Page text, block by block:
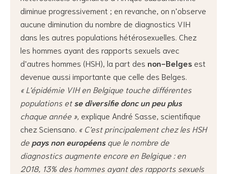
diminue progressivement ; en revanche, on n’observe
aucune diminution du nombre de diagnostics VIH
dans les autres populations hétérosexuelles. Chez
les hommes ayant des rapports sexuels avec
d’autres hommes (HSH), la part des non-Belges est
devenue aussi importante que celle des Belges.
« L’épidémie VIH en Belgique touche différentes
populations et se diversifie donc un peu plus
chaque année », explique André Sasse, scientifique
chez Sciensano . « C’est principalement chez les HSH
de pays non européensque le nombre de
diagnostics augmente encore en Belgique : en
2018, 13% des hommes ayant des rapports sexuels